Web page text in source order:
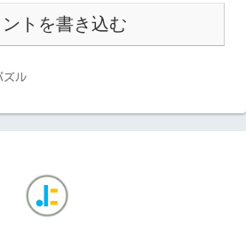
ントを書き込む
ズル